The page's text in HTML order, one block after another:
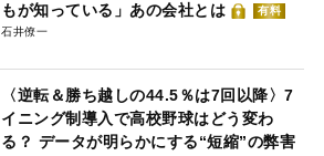
もが知っている」あの会社とは
有料
石井僚一
〈逆転＆勝ち越しの44.5％は7回以降〉7
イニング制導入で高校野球はどう変わ
る？ データが明らかにする“短縮”の弊害